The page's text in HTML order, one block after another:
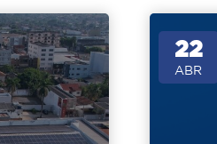
22
ABR